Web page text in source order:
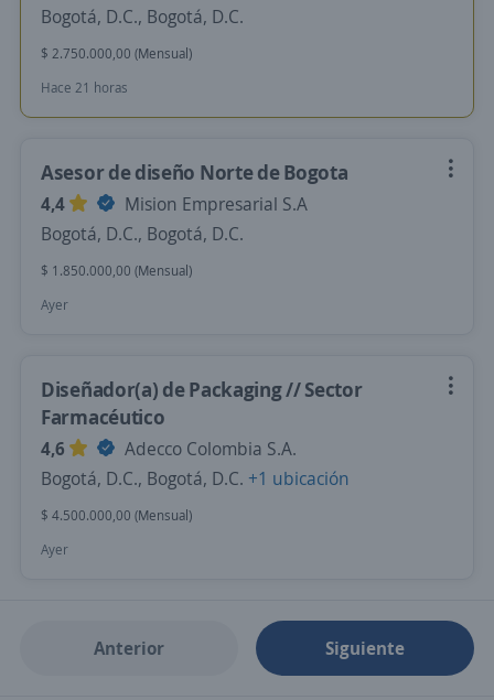
Bogotá, D.C., Bogotá, D.C.
$ 2.750.000,00 (Mensual)
Hace 21 horas
Asesor de diseño Norte de Bogota
4,4
Mision Empresarial S.A
Bogotá, D.C., Bogotá, D.C.
$ 1.850.000,00 (Mensual)
Ayer
Diseñador(a) de Packaging // Sector
Farmacéutico
4,6
Adecco Colombia S.A.
Bogotá, D.C., Bogotá, D.C. +1 ubicación
$ 4.500.000,00 (Mensual)
Ayer
Anterior Siguiente